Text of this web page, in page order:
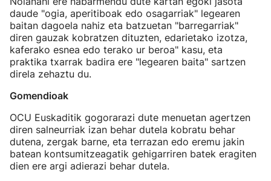
daude "ogia, aperitiboak edo osagarriak" legearen
baitan dagoela nahiz eta batzuetan "barregarriak"
diren gauzak kobratzen dituzten, edarietako izotza,
kaferako esnea edo terako ur beroa" kasu, eta
praktika txarrak badira ere "legearen baita" sartzen
direla zehaztu du.
Gomendioak
OCU Euskaditik gogorarazi dute menuetan agertzen
diren salneurriak izan behar dutela kobratu behar
dutena, zergak barne, eta terrazan edo eremu jakin
batean kontsumitzeagatik gehigarriren batek eragiten
dien ere argi adierazi behar dutela.